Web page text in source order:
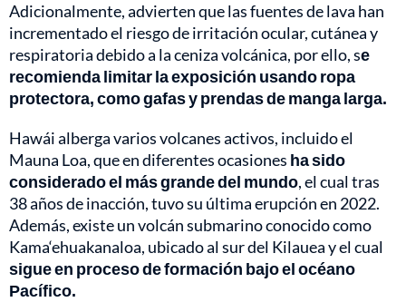
Adicionalmente, advierten que las fuentes de lava han
incrementado el riesgo de irritación ocular, cutánea y
respiratoria debido a la ceniza volcánica, por ello, se
recomienda limitar la exposición usando ropa
protectora, como gafas y prendas de manga larga.
Hawái alberga varios volcanes activos, incluido el
Mauna Loa, que en diferentes ocasiones ha sido
considerado el más grande del mundo, el cual tras
38 años de inacción, tuvo su última erupción en 2022.
Además, existe un volcán submarino conocido como
Kama‘ehuakanaloa, ubicado al sur del Kilauea y el cual
sigue en proceso de formación bajo el océano
Pacífico.